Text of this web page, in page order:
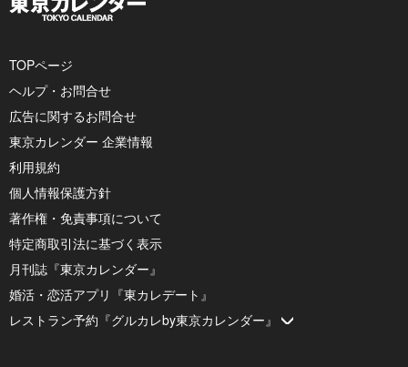
TOPページ
ヘルプ・お問合せ
広告に関するお問合せ
東京カレンダー 企業情報
利用規約
個人情報保護方針
著作権・免責事項について
特定商取引法に基づく表示
月刊誌『東京カレンダー』
婚活・恋活アプリ『東カレデート』
レストラン予約『グルカレby東京カレンダー』